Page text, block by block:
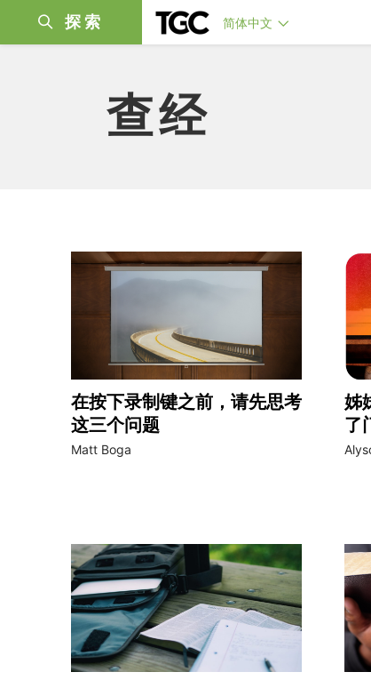
探索 简体中文
查经
在按下录制键之前，请先思考
这三个问题
Matt Boga
姊
了